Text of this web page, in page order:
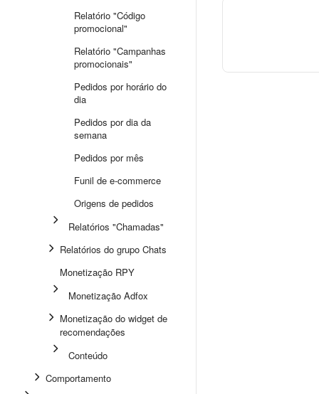
Relatório "Código
promocional"
Relatório "Campanhas
promocionais"
Pedidos por horário do
dia
Pedidos por dia da
semana
Pedidos por mês
Funil de e-commerce
Origens de pedidos
Relatórios "Chamadas"
Relatórios do grupo Chats
Monetização RPY
Monetização Adfox
Monetização do widget de
recomendações
Conteúdo
Comportamento